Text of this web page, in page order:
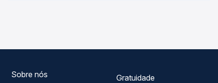
Sobre nós
Gratuidade